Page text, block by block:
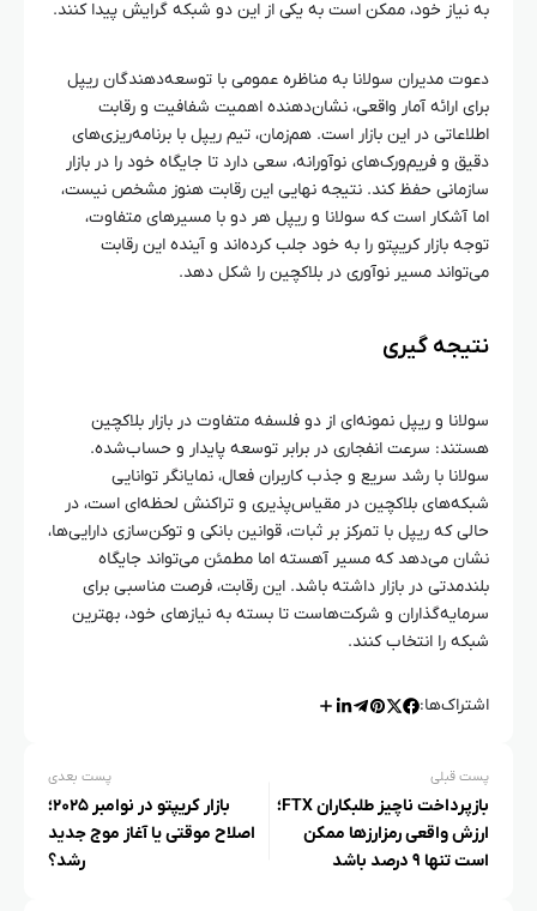
به نیاز خود، ممکن است به یکی از این دو شبکه گرایش پیدا کنند.
دعوت مدیران سولانا به مناظره عمومی با توسعه‌دهندگان ریپل
برای ارائه آمار واقعی، نشان‌دهنده اهمیت شفافیت و رقابت
اطلاعاتی در این بازار است. هم‌زمان، تیم ریپل با برنامه‌ریزی‌های
دقیق و فریم‌ورک‌های نوآورانه، سعی دارد تا جایگاه خود را در بازار
سازمانی حفظ کند. نتیجه نهایی این رقابت هنوز مشخص نیست،
اما آشکار است که سولانا و ریپل هر دو با مسیرهای متفاوت،
توجه بازار کریپتو را به خود جلب کرده‌اند و آینده این رقابت
می‌تواند مسیر نوآوری در بلاکچین را شکل دهد.
نتیجه‌ گیری
سولانا و ریپل نمونه‌ای از دو فلسفه متفاوت در بازار بلاکچین
هستند: سرعت انفجاری در برابر توسعه پایدار و حساب‌شده.
سولانا با رشد سریع و جذب کاربران فعال، نمایانگر توانایی
شبکه‌های بلاکچین در مقیاس‌پذیری و تراکنش لحظه‌ای است، در
حالی که ریپل با تمرکز بر ثبات، قوانین بانکی و توکن‌سازی دارایی‌ها،
نشان می‌دهد که مسیر آهسته اما مطمئن می‌تواند جایگاه
بلندمدتی در بازار داشته باشد. این رقابت، فرصت مناسبی برای
سرمایه‌گذاران و شرکت‌هاست تا بسته به نیازهای خود، بهترین
شبکه را انتخاب کنند.
اشتراک‌ها:
پست قبلی
بازپرداخت ناچیز طلبکاران FTX؛
ارزش واقعی رمزارزها ممکن
است تنها ۹ درصد باشد
پست بعدی
بازار کریپتو در نوامبر ۲۰۲۵؛
اصلاح موقتی یا آغاز موج جدید
رشد؟